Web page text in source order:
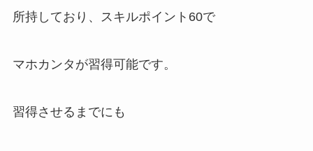
所持しており、スキルポイント60で
マホカンタが習得可能です。
習得させるまでにも